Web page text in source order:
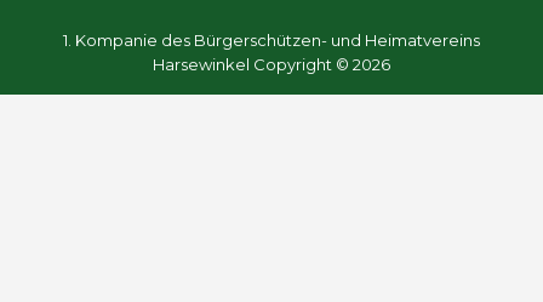
1. Kompanie des Bürgerschützen- und Heimatvereins
Harsewinkel Copyright © 2026